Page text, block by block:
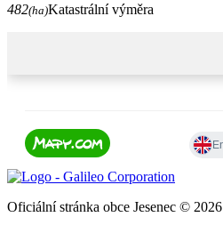
482(ha)Katastrální výměra
Oficiální stránka obce Jesenec © 2026